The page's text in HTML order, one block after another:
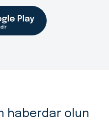
haberdar olun